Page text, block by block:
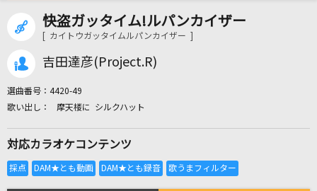
カラオケ検索
カラオケ店舗検索
全国りれき
快盗ガッタイム!ルパンカイザー
[ カイトウガッタイムルパンカイザー ]
吉田達彦(Project.R)
選曲番号： 4420-49
摩天楼に シルクハット
対応カラオケコンテンツ